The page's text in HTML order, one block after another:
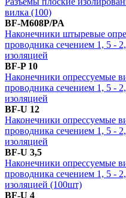
вилка (100)
BF-M608P/PA
Наконечники штыревые
проводника сечением 1, 5 -
изоляцией
BF-P 10
Наконечники опрессуемые
проводника сечением 1, 5 -
изоляцией
BF-U 12
Наконечники опрессуемые
проводника сечением 1, 5 -
изоляцией
BF-U 3,5
Наконечники опрессуемые
проводника сечением 1, 5 -
изоляцией (100шт)
BF-U 4